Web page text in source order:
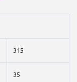
315
35